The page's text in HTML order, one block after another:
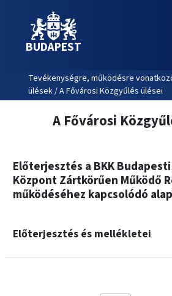
BUDAPEST
Tevékenységre, működésre
ülések / A Fővárosi Közgyűlés ülései
A Fővárosi
Előterjesztés a BKK
Központ Zártkörűen Működő
működéséhez kapcsolódó
Előterjesztés és mellékletei